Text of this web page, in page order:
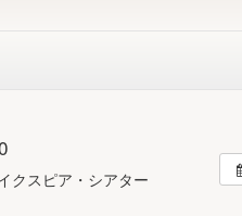
クスピア・シアター